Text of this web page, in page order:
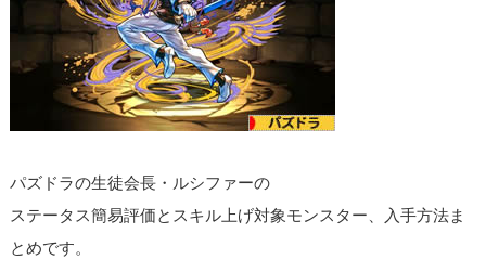
パズドラの生徒会長・ルシファーの
ステータス簡易評価とスキル上げ対象モンスター、入手方法ま
とめです。